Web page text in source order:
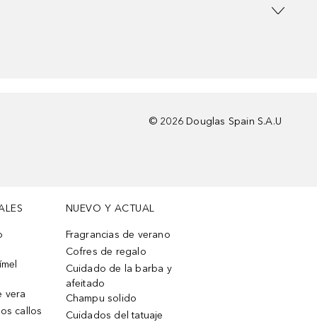
© 2026 Douglas Spain S.A.U
vera
callos
NUEVO Y ACTUAL
Fragrancias de verano
Cofres de regalo
Cuidado de la barba y
afeitado
Champu solido
Cuidados del tatuaje